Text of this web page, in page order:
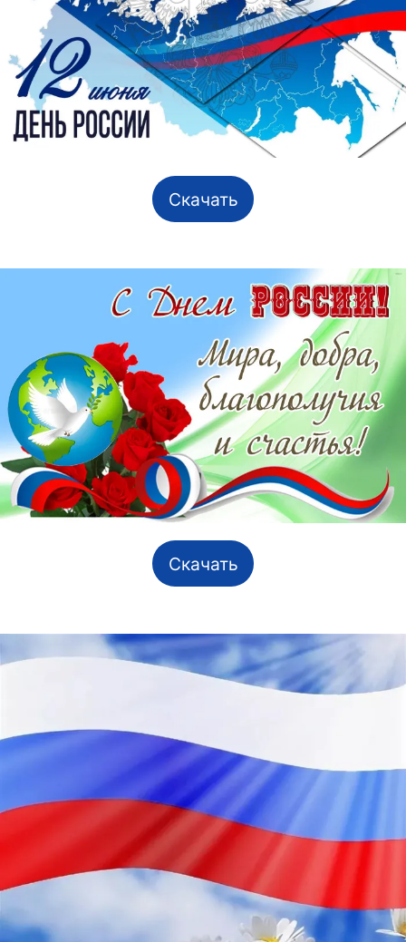
Скачать
Скачать